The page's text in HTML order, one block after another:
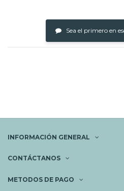
Sea el primero en
INFORMACIÓN GENERAL
CONTÁCTANOS
METODOS DE PAGO